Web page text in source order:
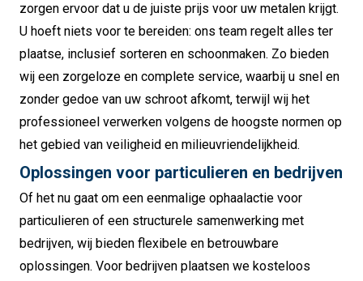
zorgen ervoor dat u de juiste prijs voor uw metalen krijgt.
U hoeft niets voor te bereiden: ons team regelt alles ter
plaatse, inclusief sorteren en schoonmaken. Zo bieden
wij een zorgeloze en complete service, waarbij u snel en
zonder gedoe van uw schroot afkomt, terwijl wij het
professioneel verwerken volgens de hoogste normen op
het gebied van veiligheid en milieuvriendelijkheid.
Oplossingen voor particulieren en bedrijven
Of het nu gaat om een eenmalige ophaalactie voor
particulieren of een structurele samenwerking met
bedrijven, wij bieden flexibele en betrouwbare
oplossingen. Voor bedrijven plaatsen we kosteloos